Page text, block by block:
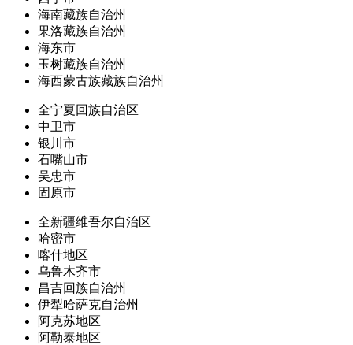
海南藏族自治州
果洛藏族自治州
海东市
玉树藏族自治州
海西蒙古族藏族自治州
全宁夏回族自治区
中卫市
银川市
石嘴山市
吴忠市
固原市
全新疆维吾尔自治区
哈密市
喀什地区
乌鲁木齐市
昌吉回族自治州
伊犁哈萨克自治州
阿克苏地区
阿勒泰地区